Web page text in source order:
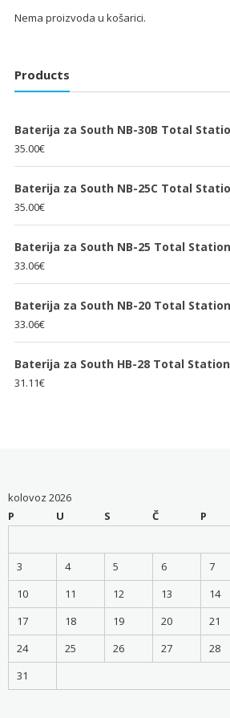
Nema proizvoda u košarici.
Products
Baterija za South NB-30B Total
35.00€
Baterija za South NB-25C Total
35.00€
Baterija za South NB-25 Total
33.06€
Baterija za South NB-20 Total
33.06€
Baterija za South HB-28 Total Station
31.11€
kolovoz 2026
P
U S Č P
3
4 5 6 7
10
11 12 13 14
17
18 19 20 21
24
25 26 27 28
31